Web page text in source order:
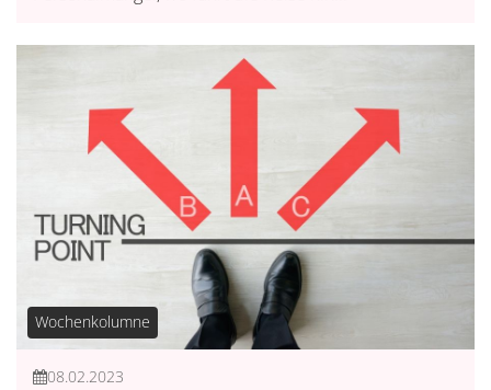
Wochenkolumne
08.02.2023